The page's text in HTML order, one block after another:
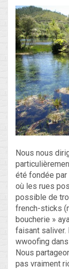
Nous nous
été fondée
où les rues
possible de
french-sticks
boucherie »
faisant saliver.
wwoofing
Nous
pas vraiment